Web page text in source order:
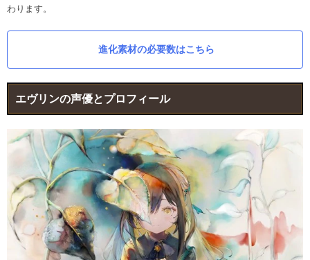
わります。
進化素材の必要数はこちら
エヴリンの声優とプロフィール